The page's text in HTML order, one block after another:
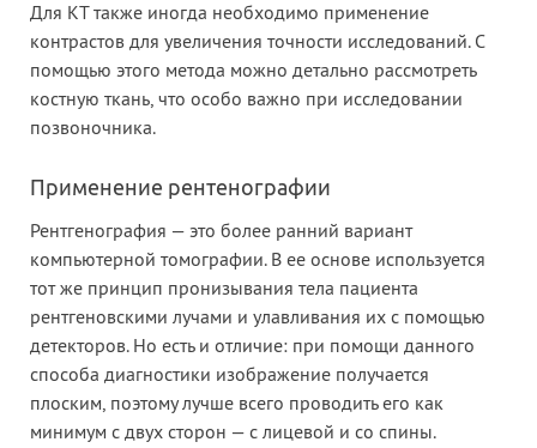
Для КТ также иногда необходимо применение
контрастов для увеличения точности исследований. С
помощью этого метода можно детально рассмотреть
костную ткань, что особо важно при исследовании
позвоночника.
Применение рентенографии
Рентгенография — это более ранний вариант
компьютерной томографии. В ее основе используется
тот же принцип пронизывания тела пациента
рентгеновскими лучами и улавливания их с помощью
детекторов. Но есть и отличие: при помощи данного
способа диагностики изображение получается
плоским, поэтому лучше всего проводить его как
минимум с двух сторон — с лицевой и со спины.